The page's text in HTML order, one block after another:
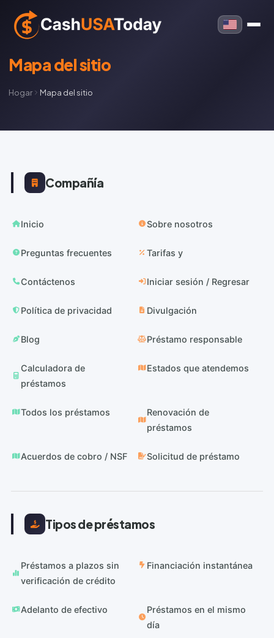
Mapa del sitio
Hogar Mapa del sitio
Compañía
Inicio Sobre nosotros
Preguntas frecuentes Tarifas y
Contáctenos Iniciar sesión / Regresar
Política de privacidad Divulgación
Blog Préstamo responsable
Calculadora de
préstamos
Estados que atendemos
Todos los préstamos
Renovación de
préstamos
Acuerdos de cobro / NSF Solicitud de préstamo
Tipos de préstamos
Préstamos a plazos sin
verificación de crédito
Financiación instantánea
Adelanto de efectivo
Préstamos en el mismo
día